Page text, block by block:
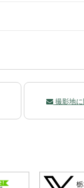
撮影地